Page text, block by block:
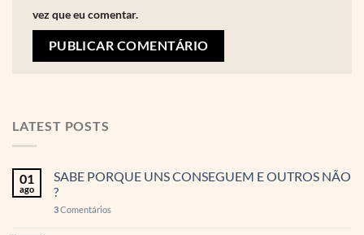
vez que eu comentar.
LATEST POSTS
01
ago
SABE PORQUE UNS CONSEGUEM E OUTROS NÃO
?
3Comentários